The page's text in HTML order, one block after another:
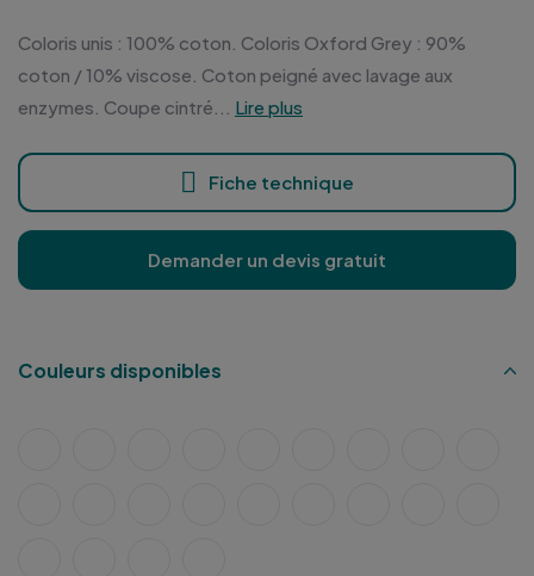
Coloris unis : 100% coton. Coloris Oxford Grey : 90%
coton / 10% viscose. Coton peigné avec lavage aux
enzymes. Coupe cintré...
Lire plus
Fiche technique
Demander un devis gratuit
Couleurs disponibles